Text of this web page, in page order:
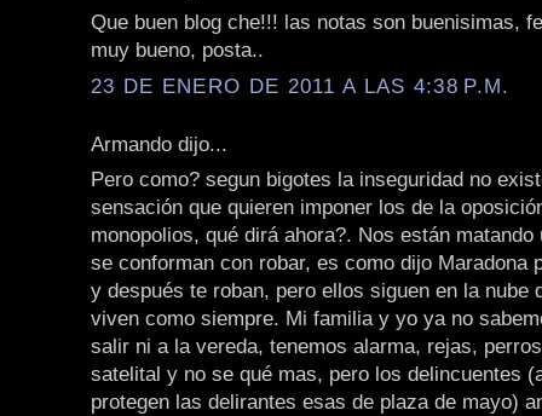
Que buen blog che!!! las notas son buenisimas,
muy bueno, posta..
23 DE ENERO DE 2011 A LAS 4:38 P.M.
Armando dijo...
Pero como? segun bigotes la inseguridad no
sensación que quieren imponer los de la
monopolios, qué dirá ahora?. Nos están matando
se conforman con robar, es como dijo Maradona
y después te roban, pero ellos siguen en la nube
viven como siempre. Mi familia y yo ya no
salir ni a la vereda, tenemos alarma, rejas,
satelital y no se qué mas, pero los delincuentes
protegen las delirantes esas de plaza de mayo)